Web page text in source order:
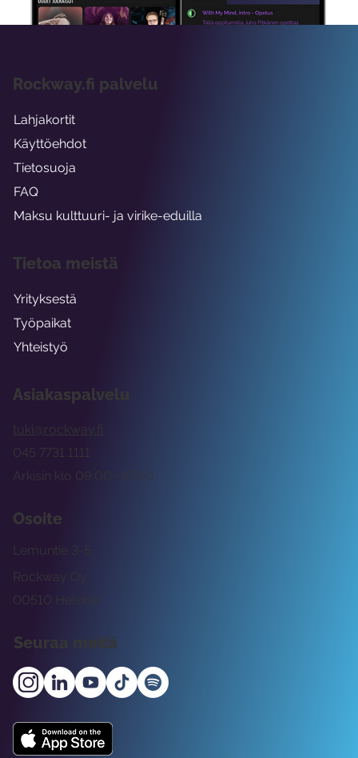
Asiakaspalvelu
tuki@rockway.fi
Arkisin klo 09:00 -15:00
045 7731 1111
Osoite
Rockway Oy
Lemuntie 3-5
00510 Helsinki
Seuraa meitä
Rockway.fi palvelu
Lahjakortit
Käyttöehdot
Tietosuoja
FAQ
Maksu kulttuuri- ja virike-eduilla
Tietoa meistä
Yrityksestä
Työpaikat
Yhteistyö